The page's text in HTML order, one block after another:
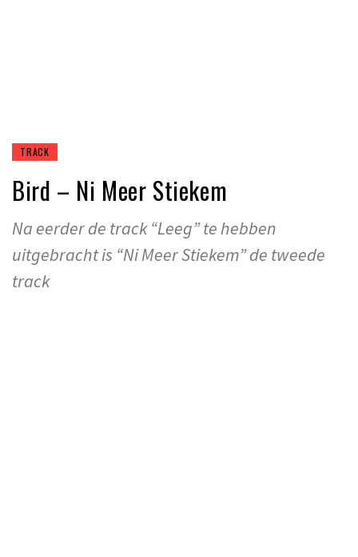
TRACK
Bird – Ni Meer Stiekem
Na eerder de track “Leeg” te hebben
uitgebracht is “Ni Meer Stiekem” de tweede
track